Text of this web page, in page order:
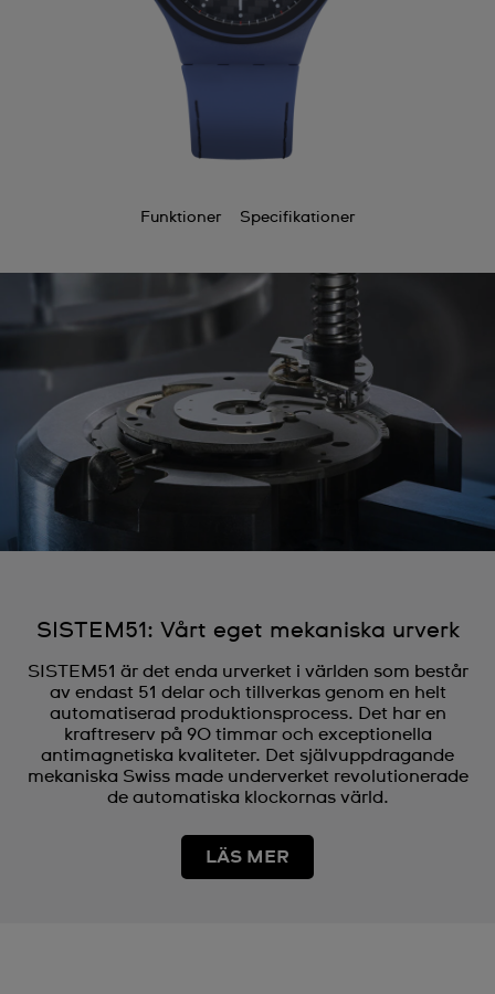
Funktioner Specifikationer
SISTEM51: Vårt eget mekaniska urverk
SISTEM51 är det enda urverket i världen som består
av endast 51 delar och tillverkas genom en helt
automatiserad produktionsprocess. Det har en
kraftreserv på 90 timmar och exceptionella
antimagnetiska kvaliteter. Det självuppdragande
mekaniska Swiss made underverket revolutionerade
de automatiska klockornas värld.
LÄS MER